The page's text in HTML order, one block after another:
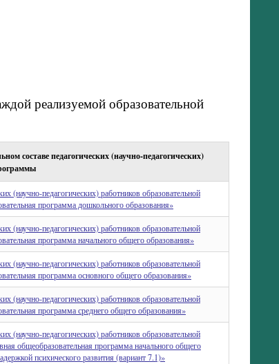
реализуемой образовательной
составе педагогических (научно-педагогических)
(научно-педагогических) работников образовательной
программа дошкольного образования»
(научно-педагогических) работников образовательной
программа начального общего образования»
(научно-педагогических) работников образовательной
программа основного общего образования»
(научно-педагогических) работников образовательной
программа среднего общего образования»
(научно-педагогических) работников образовательной
общеобразовательная программа начального общего
психического развития (вариант 7.1)»